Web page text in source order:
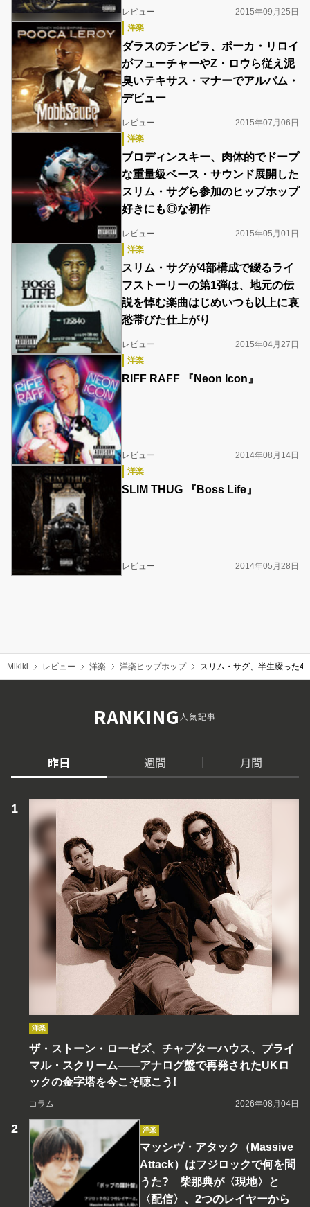
レビュー
2015年09月25日
洋楽
ダラスのチンピラ、ポーカ・リロイ
がフューチャーやZ・ロウら従え泥
臭いテキサス・マナーでアルバム・
デビュー
レビュー
2015年07月06日
洋楽
ブロディンスキー、肉体的でドープ
な重量級ベース・サウンド展開した
スリム・サグら参加のヒップホップ
好きにも◎な初作
レビュー
2015年05月01日
洋楽
スリム・サグが4部構成で綴るライ
フストーリーの第1弾は、地元の伝
説を悼む楽曲はじめいつも以上に哀
愁帯びた仕上がり
レビュー
2015年04月27日
洋楽
RIFF RAFF 『Neon Icon』
レビュー
2014年08月14日
洋楽
SLIM THUG 『Boss Life』
レビュー 2014年05月28日
Mikiki レビュー 洋楽 洋楽ヒップホップ スリム・サグ、半生綴った4
RANKING人気記事
昨日 週間 月間
洋楽
ザ・ストーン・ローゼズ、チャプターハウス、プライ
マル・スクリーム――アナログ盤で再発されたUKロ
ックの金字塔を今こそ聴こう!
コラム 2026年08月04日
洋楽
マッシヴ・アタック（Massive
Attack）はフジロックで何を問
うた? 柴那典が〈現地〉と
〈配信〉、2つのレイヤーから